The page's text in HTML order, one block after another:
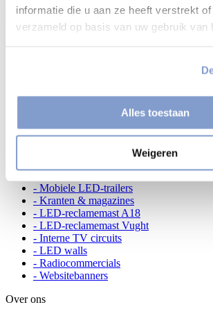
informatie die u aan ze heeft verstrekt
verzameld op basis van uw gebruik van
Alles toestaan
Weigeren
Terug naar overzicht
Stuur ons een e-mail
Bel ons op 024 - 200 14 14
Bel ons op 0570-24 15 55
- Mobiele LED-trailers
- Kranten & magazines
- LED-reclamemast A18
- LED-reclamemast Vught
- Interne TV circuits
- LED walls
- Radiocommercials
- Websitebanners
Over ons